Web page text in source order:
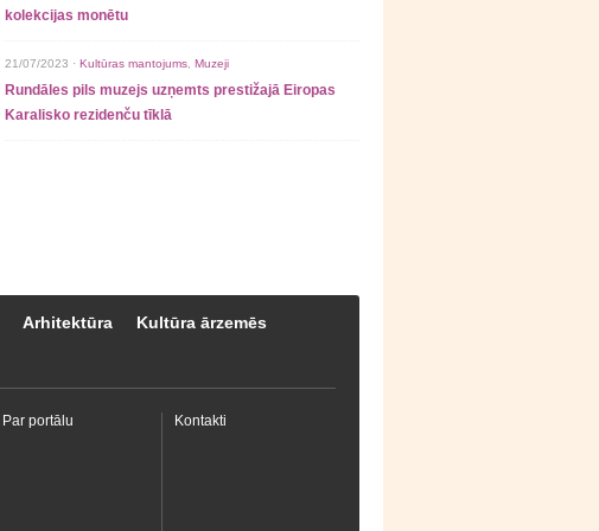
kolekcijas monētu
21/07/2023 · Kultūras mantojums Muzeji
Rundāles pils muzejs uzņemts prestižajā Eiropas
Karalisko rezidenču tīklā
Arhitektūra Kultūra ārzemēs
Par portālu Kontakti